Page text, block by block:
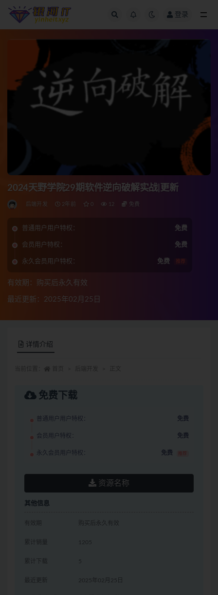
登录
2024天野学院29期软件逆向破解实战|更新
后端开发 2年前 0 12 免费
普通用户用户特权： 免费
会员用户特权： 免费
永久会员用户特权： 免费 推荐
有效期：购买后永久有效
最近更新：2025年02月25日
详情介绍
免费下载
普通用户用户特权： 免费
会员用户特权： 免费
永久会员用户特权： 免费 推荐
资源名称
其他信息
有效期 购买后永久有效
累计销量 1205
累计下载 5
最近更新 2025年02月25日